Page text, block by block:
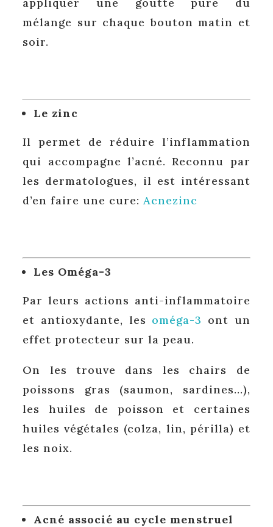
mélange sur chaque bouton matin et
soir.
Le zinc
Il permet de réduire l’inflammation
qui accompagne l’acné. Reconnu par
les dermatologues, il est intéressant
d’en faire une cure:Acnezinc
Les Oméga-3
Par leurs actions anti-inflammatoire
et antioxydante, les oméga-3 ont un
effet protecteur sur la peau.
On les trouve dans les chairs de
poissons gras (saumon, sardines…),
les huiles de poisson et certaines
huiles végétales (colza, lin, périlla) et
les noix.
Acné associé au cycle menstruel